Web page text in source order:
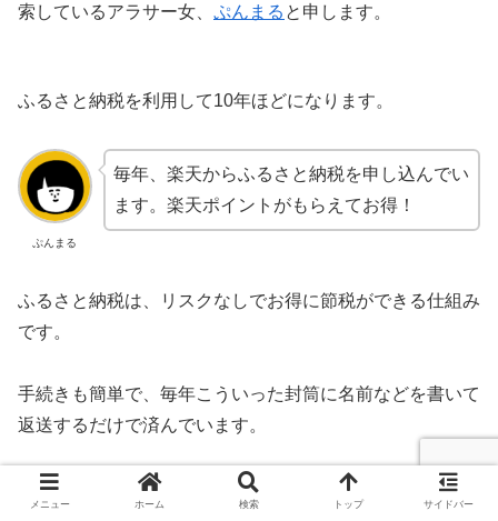
索しているアラサー女、 ぷんまる と申します。
ふるさと納税を利用して10年ほどになります。
ぷんまる
毎年、楽天からふるさと納税を申し込んでい
ます。楽天ポイントがもらえてお得！
ふるさと納税は、リスクなしでお得に節税ができる仕組み
です。
手続きも簡単で、毎年こういった封筒に名前などを書いて
返送するだけで済んでいます。
メニュー ホーム 検索 トップ サイドバー